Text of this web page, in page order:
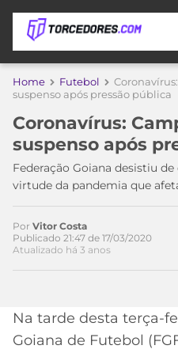
APOSTAS
DE
APOSTA
MELHORES
SITES
DE
APOSTAS
2026
PROMOCIONAL
BETBOOM
COPA
DO
MUNDO
TIMES
MEU
PALMEIRAS
CAMPEONATOS
BRASILEIRÃO
SÉRIE
MÍDIA
ESPORTIVA
Home Futebol
suspenso após pressão pública
Coronavírus:
suspenso após
Federação Goiana desistiu
virtude da pandemia que
Por Vitor Costa
Publicado 21:47 de 17/03/2020
Atualizado há 3 anos
Na tarde desta terça-
Goiana de Futebol